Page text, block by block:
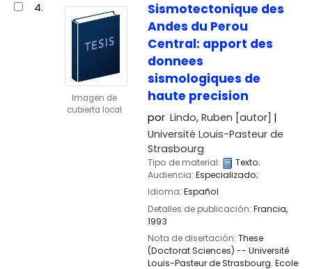
4.
Imagen de
cubierta local
Sismotectonique des
Andes du Perou
Central: apport des
donnees
sismologiques de
haute precision
por Lindo, Ruben [autor]
Université Louis-Pasteur de
Strasbourg
Tipo de material: Texto;
Audiencia: Especializado;
Idioma: Español
Detalles de publicación: Francia,
1993
Nota de disertación: These
(Doctorat Sciences) -- Université
Louis-Pasteur de Strasbourg. Ecole